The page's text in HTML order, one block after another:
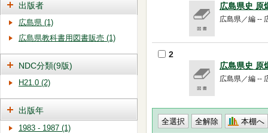
広島県史
広島県／編 --
2
広島県史
広島県／編 --
本棚へ
出版者
広島県 (1)
広島県教科書用図書販売 (1)
NDC分類(9版)
H21.0 (2)
出版年
1983 - 1987 (1)